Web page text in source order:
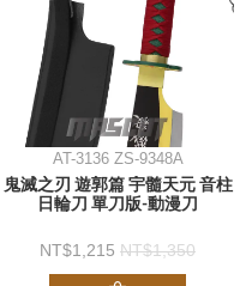
AT-3136 ZS-9348A
鬼滅之刃 遊郭篇 宇髓天元 音柱
日輪刀 單刀版-動漫刀
1,215 1,350